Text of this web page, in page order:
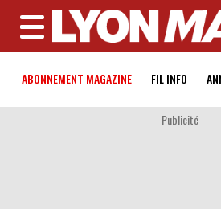
MENU
ABONNEMENT MAGAZINE FIL INFO
Publicité